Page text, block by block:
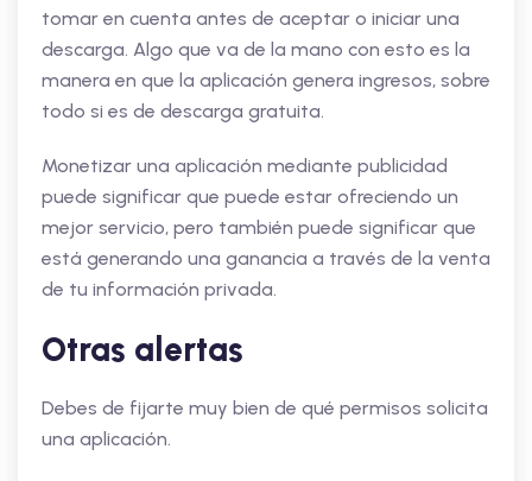
tomar en cuenta antes de aceptar o iniciar una
descarga. Algo que va de la mano con esto es la
manera en que la aplicación genera ingresos, sobre
todo si es de descarga gratuita.
Monetizar una aplicación mediante publicidad
puede significar que puede estar ofreciendo un
mejor servicio, pero también puede significar que
está generando una ganancia a través de la venta
de tu información privada.
Otras alertas
Debes de fijarte muy bien de qué permisos solicita
una aplicación.